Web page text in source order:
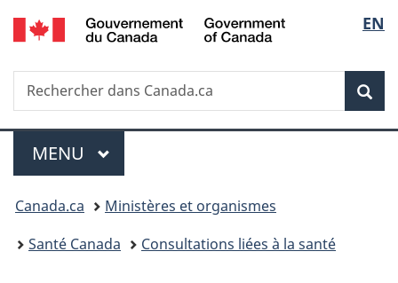
Passer
au
principal
Passer
à
Au
du
Passer
à
version
simplifiée
de
la
EN
Recherche
Rechercher
dans
Menu
MENU PRINCIPAL
Vous
êtes
Canada.ca
Ministères et organismes
Santé Canada
Consultations liées à la santé